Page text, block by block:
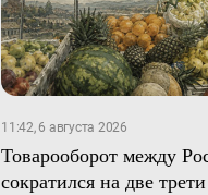
11:42, 6 августа 2026
Товарооборот между
сократился на две трети